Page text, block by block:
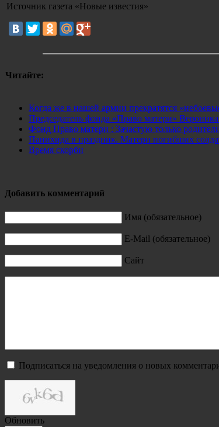
Источник газета «Новые известия»
Читайте:
Когда же в нашей армии прекратятся
Председатель фонда «Право матери»
Фонд Право матери : Зачастую только
Панихида в праздник. Матери погибших
Время скорби
Добавить комментарий
Имя (обязательное)
E-Mail (обязательное)
Сайт
Подписаться на уведомления о новых
Обновить